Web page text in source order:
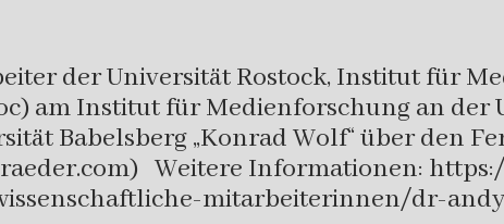
der Universität Rostock, Institut für
am Institut für Medienforschung an der
Babelsberg „Konrad Wolf“ über den
Weitere Informationen:
mitarbeiterinnen/dr-